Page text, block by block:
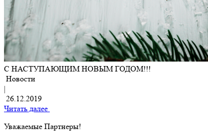
С НАСТУПАЮЩИМ НОВЫМ ГОДОМ!!!
Новости
|
26.12.2019
Читать далее
Уважаемые Партнеры!